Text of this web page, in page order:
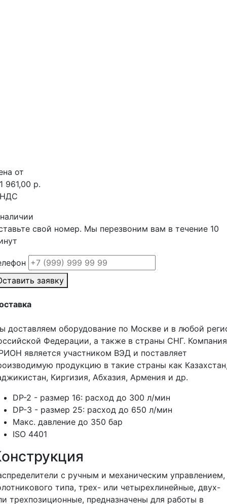
от
961,00 р.
свой номер. Мы перезвоним вам в течение 10
заявку
доставляем оборудование по Москве и в любой
Федерации, а также в страны СНГ. Компания
является участником ВЭД и поставляет
продукцию в такие страны как
Киргизия, Абхазия, Армения и др.
DP-2 - размер 16: расход до 300 л/мин
DP-3 - размер 25: расход до 650 л/мин
Макс. давление до 350 бар
ISO 4401
с ручным и механическим управлением,
типа, трех- или четырехлинейные, двух-
трехпозиционные, предназначены для работы в